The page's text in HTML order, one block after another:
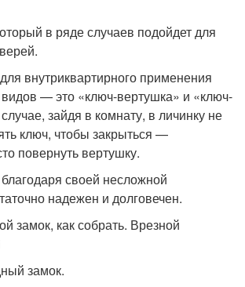
в ряде случаев подойдет для
внутриквартирного применения
— это «ключ-вертушка» и «ключ-
зайдя в комнату, в личинку не
ключ, чтобы закрыться —
повернуть вертушку.
своей несложной
надежен и долговечен.
замок.